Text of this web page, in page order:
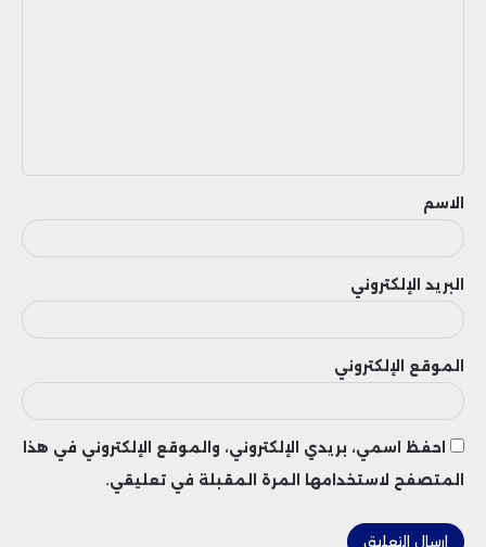
ق
الاسم
البريد الإلكتروني
الموقع الإلكتروني
احفظ اسمي، بريدي الإلكتروني، والموقع الإلكتروني في هذا
المتصفح لاستخدامها المرة المقبلة في تعليقي.